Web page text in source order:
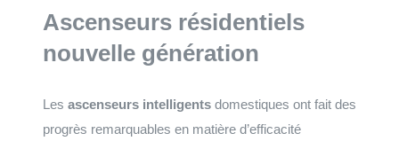
Ascenseurs résidentiels
nouvelle génération
Les ascenseurs intelligents domestiques ont fait des
progrès remarquables en matière d’efficacité